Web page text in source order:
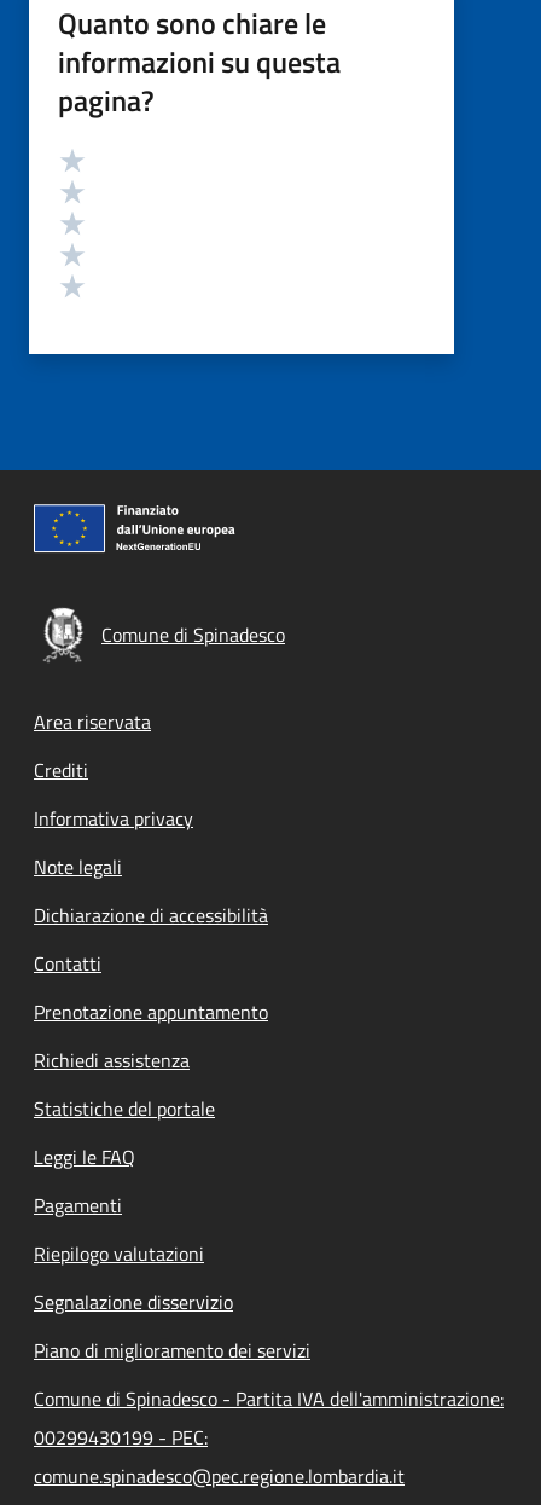
Quanto sono chiare le
informazioni su questa
pagina?
Valutazione
Comune di Spinadesco
Footer menu
Area riservata
Crediti
Informativa privacy
Note legali
Dichiarazione di accessibilità
Contatti
Prenotazione appuntamento
Richiedi assistenza
Statistiche del portale
Leggi le FAQ
Pagamenti
Riepilogo valutazioni
Segnalazione disservizio
Piano di miglioramento dei servizi
Comune di Spinadesco - Partita IVA dell'amministrazione:
00299430199 - PEC:
comune.spinadesco@pec.regione.lombardia.it